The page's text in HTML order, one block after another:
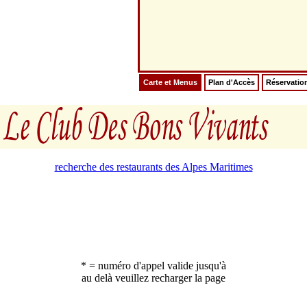
Carte et Menus Plan d'Accès
recherche des restaurants des Alpes Maritimes
* = numéro d'appel valide jusqu'à
au delà veuillez recharger la page